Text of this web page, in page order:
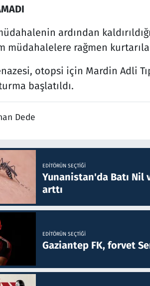
ardından
müdahalelere rağmen
otopsi için Mardin Adli
başlatıldı.
Dede
EDITÖRÜN SEÇTIĞI
Yunanistan'da Batı Nil
arttı
EDITÖRÜN SEÇTIĞI
Gaziantep FK, forvet